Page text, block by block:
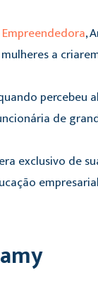
,
a
de
exclusivo de